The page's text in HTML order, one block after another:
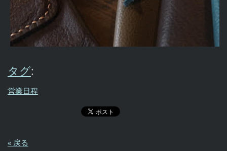
タグ:
営業日程
« 戻る